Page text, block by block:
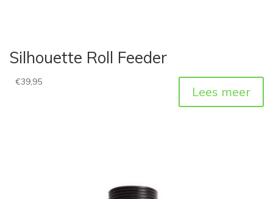
Silhouette Roll Feeder
€39,95
Lees meer